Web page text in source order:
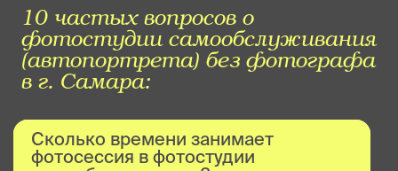
10 частых вопросов о
фотостудии самообслуживания
(автопортрета) без фотографа
в г. Самара:
Сколько времени занимает
фотосессия в фотостудии